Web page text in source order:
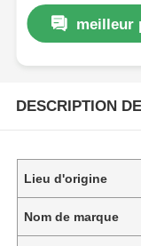
meilleur
DESCRIPTION
Lieu d'origine
Nom de marque